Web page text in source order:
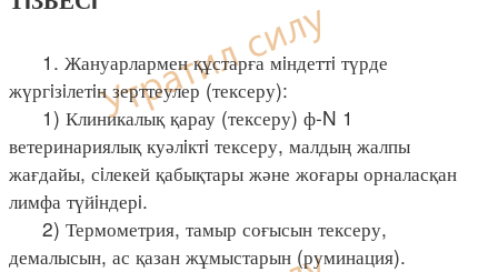
1. Жануарлармен құстарға мiндеттi түрде
жүргiзiлетiн зерттеулер (тексеру):
1) Клиникалық қарау (тексеру) ф-N 1
ветеринариялық куәлiктi тексеру, малдың жалпы
жағдайы, сiлекей қабықтары және жоғары орналасқан
лимфа түйiндерi.
2) Термометрия, тамыр соғысын тексеру,
демалысын, ас қазан жұмыстарын (руминация).